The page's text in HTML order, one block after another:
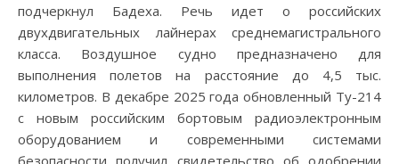
подчеркнул Бадеха. Речь идет о российских
двухдвигательных лайнерах среднемагистрального
класса. Воздушное судно предназначено для
выполнения полетов на расстояние до 4,5 тыс.
километров. В декабре 2025 года обновленный Ту-214
с новым российским бортовым радиоэлектронным
оборудованием и современными системами